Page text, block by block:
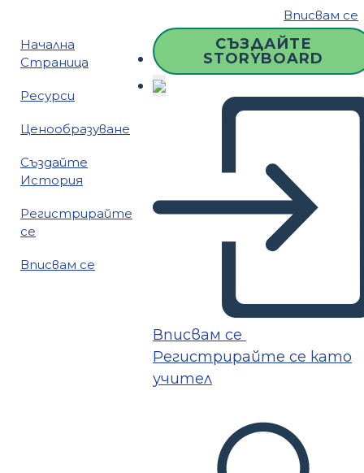
Вписвам се
Начална
Страница
Ресурси
Ценообразуване
Създайте
История
Регистрирайте
се
Вписвам се
СЪЗДАЙТЕ
STORYBOARD
Вписвам се
Регистрирайте се като
учител